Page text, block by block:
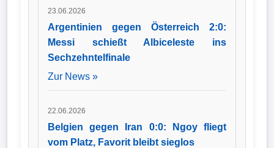
23.06.2026
Argentinien gegen Österreich 2:0:
Messi schießt Albiceleste ins
Sechzehntelfinale
Zur News »
22.06.2026
Belgien gegen Iran 0:0: Ngoy fliegt
vom Platz, Favorit bleibt sieglos